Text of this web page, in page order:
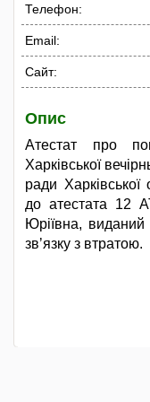
Телефон:
Email:
Сайт:
Опис
Атестат про
Харківської
ради
до атестата 12
Юріївна,
звʼязку з втратою.